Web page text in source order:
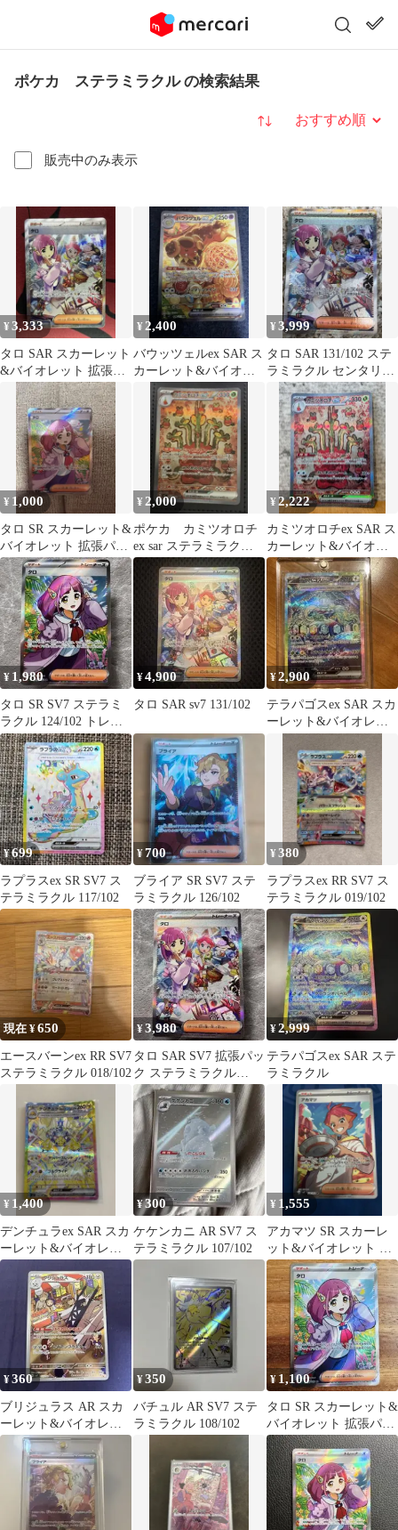
ポケカ ステラミラクル の検索結果
販売中のみ表示
並び替え
¥3,333
タロ SAR スカーレット
&バイオレット 拡張パ
ック ステラミラクル キ
ラ 1…
¥ 2,400
バウッツェルex SAR ス
カーレット&バイオレ
ット 拡張パック ステラ
ミラク…
¥3,999
タロ SAR 131/102 ステ
ラミラクル センタリン
グ良
¥ 1,000
タロ SR スカーレット&
バイオレット 拡張パッ
ク ステラミラクル キラ
12…
¥ 2,000
ポケカ カミツオロチ
ex sar ステラミラクル
収録 即購入可
¥ 2,222
カミツオロチex SAR ス
カーレット&バイオレ
ット 拡張パック ステラ
ミラク…
¥ 1,980
タロ SR SV7 ステラミ
ラクル 124/102 トレー
ナーズ ポケカ
¥4,900
タロ SAR sv7 131/102
¥2,900
テラパゴスex SAR スカ
ーレット&バイオレッ
ラクル…
¥699
ラプラスex SR SV7 ス
テラミラクル 117/102
¥700
ブライア SR SV7 ステ
ラミラクル 126/102
¥380
ラプラスex RR SV7 ス
テラミラクル 019/102
現在 ¥650
エースバーンex RR SV7
ステラミラクル 018/102
¥3,980
タロ SAR SV7 拡張パッ
ク ステラミラクル
131/102 ポケカ
¥2,999
テラパゴスex SAR ステ
ラミラクル
¥ 1,400
デンチュラex SAR スカ
ーレット&バイオレッ
ト 拡張パック ステラミ
ラクル…
¥300
ケケンカニ AR SV7 ス
テラミラクル 107/102
¥ 1,555
アカマツ SR スカーレ
ット&バイオレット 拡
張パック ステラミラク
ル 123…
¥360
ブリジュラス AR スカ
ーレット&バイオレッ
ト 拡張パック ステラミ
ラクル キ…
¥350
バチュル AR SV7 ステ
ラミラクル 108/102
¥ 1,100
タロ SR スカーレット&
バイオレット 拡張パッ
ク ステラミラクル
124/102